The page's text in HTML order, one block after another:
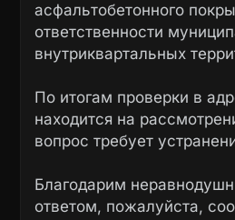
асфальтобетонного
ответственности
внутриквартальных
По итогам проверки в
находится на
вопрос требует
Благодарим
ответом, пожалуйста,